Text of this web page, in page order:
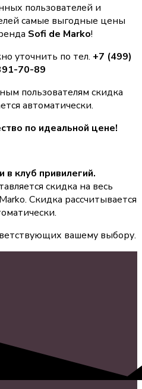
пользователей и
самые выгодные цены
Sofi de Marko!
уточнить по тел. +7 (499)
70-89
пользователям скидка
автоматически.
по идеальной цене!
в клуб привилегий.
скидка на весь
Скидка рассчитывается
вашему выбору.